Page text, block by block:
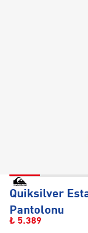
Quiksilver
Pantolonu
₺ 5.389